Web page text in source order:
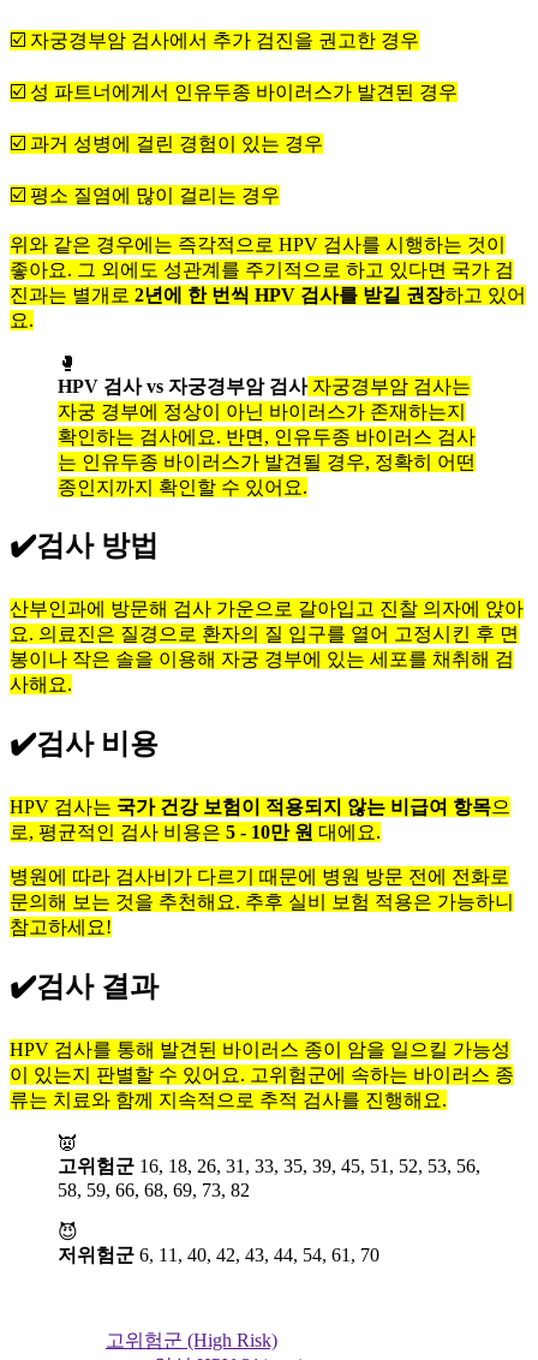
☑️ 자궁경부암 검사에서 추가 검진을 권고한 경우
☑️ 성 파트너에게서 인유두종 바이러스가 발견된 경우
☑️ 과거 성병에 걸린 경험이 있는 경우
☑️ 평소 질염에 많이 걸리는 경우
위와 같은 경우에는 즉각적으로 HPV 검사를 시행하는 것이
좋아요. 그 외에도 성관계를 주기적으로 하고 있다면 국가 검
진과는 별개로 2년에 한 번씩 HPV 검사를 받길 권장하고 있어
요.
🥊
HPV 검사 vs 자궁경부암 검사 자궁경부암 검사는
자궁 경부에 정상이 아닌 바이러스가 존재하는지
확인하는 검사에요. 반면, 인유두종 바이러스 검사
는 인유두종 바이러스가 발견될 경우, 정확히 어떤
종인지까지 확인할 수 있어요.
✔️검사 방법
산부인과에 방문해 검사 가운으로 갈아입고 진찰 의자에 앉아
요. 의료진은 질경으로 환자의 질 입구를 열어 고정시킨 후 면
봉이나 작은 솔을 이용해 자궁 경부에 있는 세포를 채취해 검
사해요.
✔️검사 비용
HPV 검사는 국가 건강 보험이 적용되지 않는 비급여 항목으
로, 평균적인 검사 비용은 5 - 10만 원 대에요.
병원에 따라 검사비가 다르기 때문에 병원 방문 전에 전화로
문의해 보는 것을 추천해요. 추후 실비 보험 적용은 가능하니
참고하세요!
✔️검사 결과
HPV 검사를 통해 발견된 바이러스 종이 암을 일으킬 가능성
이 있는지 판별할 수 있어요. 고위험군에 속하는 바이러스 종
류는 치료와 함께 지속적으로 추적 검사를 진행해요.
👿
고위험군 16, 18, 26, 31, 33, 35, 39, 45, 51, 52, 53, 56,
58, 59, 66, 68, 69, 73, 82
😈
저위험군 6, 11, 40, 42, 43, 44, 54, 61, 70
고위험군 (High Risk)